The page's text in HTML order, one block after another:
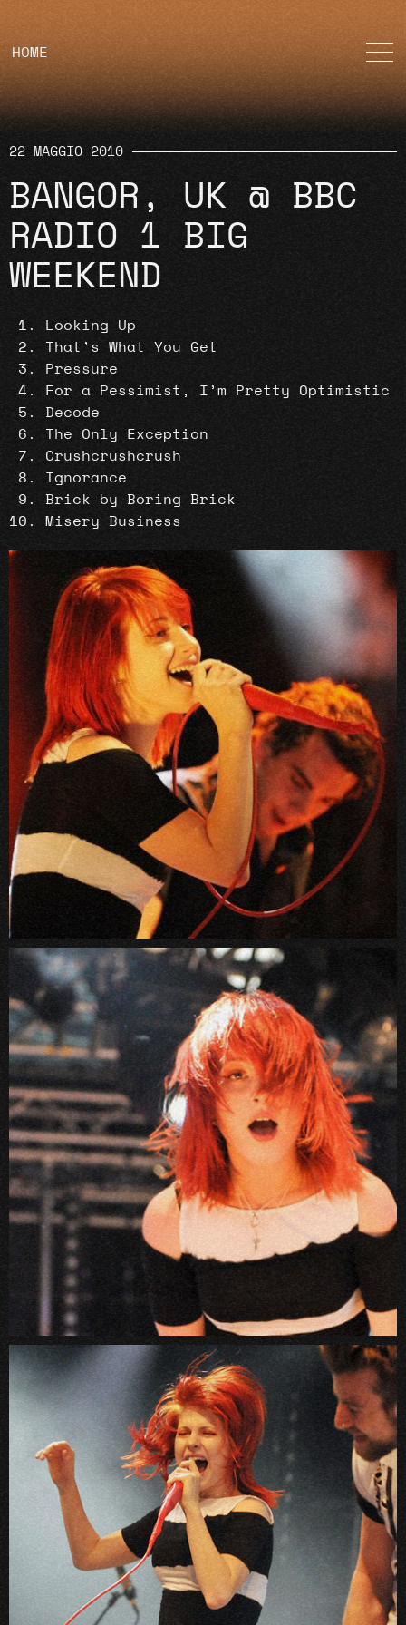
HOME
22 MAGGIO 2010
BANGOR, UK @ BBC
RADIO 1 BIG
WEEKEND
Looking Up
That’s What You Get
Pressure
For a Pessimist, I’m Pretty Optimistic
Decode
The Only Exception
Crushcrushcrush
Ignorance
Brick by Boring Brick
Misery Business